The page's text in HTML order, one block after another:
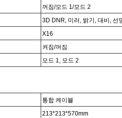
꺼짐/모드 1/모드 2
3D DNR, 미러, 밝기, 대비, 선
X16
켜짐/꺼짐
모드 1, 모드 2
통합 케이블
213*213*570mm